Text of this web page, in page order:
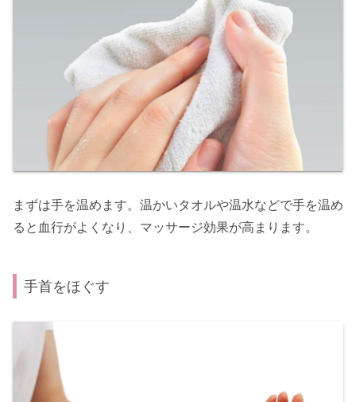
まずは手を温めます。温かいタオルや温水などで手を温め
ると血行がよくなり、マッサージ効果が高まります。
手首をほぐす